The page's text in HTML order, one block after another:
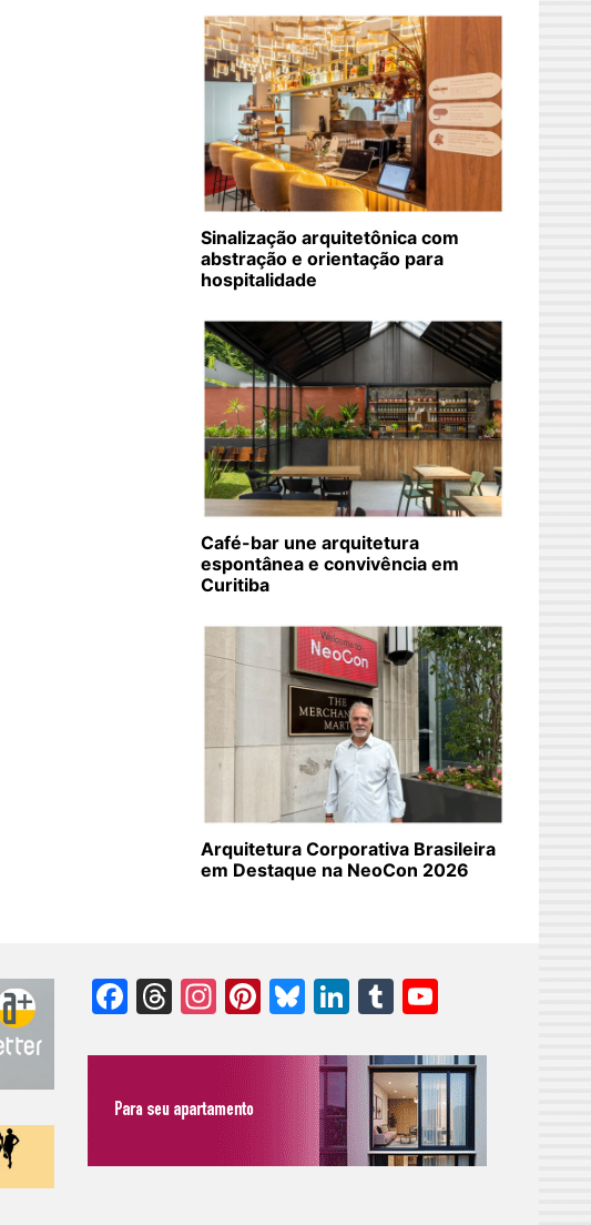
Sinalização arquitetônica com
abstração e orientação para
hospitalidade
Café-bar une arquitetura
espontânea e convivência em
Curitiba
Arquitetura Corporativa Brasileira
em Destaque na NeoCon 2026
Facebook
Threads
Instagram
Pinterest
Bluesky
LinkedIn
Tumblr